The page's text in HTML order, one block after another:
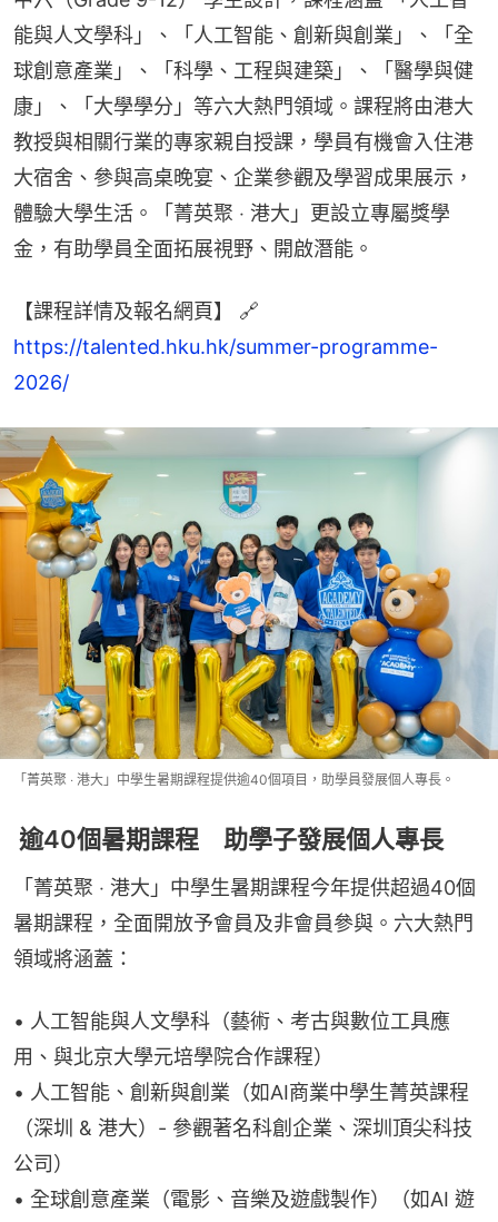
能與人文學科」、「人工智能、創新與創業」、「全
球創意產業」、「科學、工程與建築」、​「醫學與健
康」、「大學學分」等六大熱門領域。課程將由港大
教授與相關行業的專家親自授課，學員有機會入住港
大宿舍、參與高桌晚宴、企業參觀及學習成果展示，
體驗大學生活。「菁英聚 ‧ 港大」更設立專屬獎學
金，有助學員全面拓展視野、開啟潛能。 ​​
https://talented.hku.hk/summer-programme-
2026/
「菁英聚 ‧ 港大」中學生暑期課程提供逾40個項目，助學員發展個人專長。​
​ 逾40個暑期課程 助學子發展個人專長
「菁英聚 ‧ 港大」中學生暑期課程今年提供超過40個
暑期課程，全面開放予會員及非會員參與。六大熱門
領域將涵蓋：
• 人工智能與人文學科（藝術、考古與數位工具應
用、與北京大學元培學院合作課程）
• 人工智能、創新與創業（如AI商業中學生菁英課程
（深圳 & 港大）- 參觀著名科創企業、深圳頂尖科技
公司）
• 全球創意產業（電影、音樂及遊戲製作）（如AI 遊